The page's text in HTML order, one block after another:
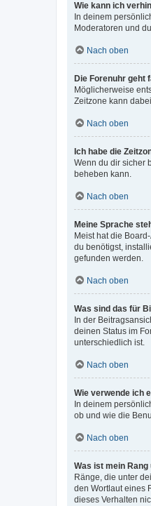
Wie kann ich
In deinem
Moderatoren und
Nach oben
Die Forenuhr geht
Möglicherweise
Zeitzone kann
Nach oben
Ich habe die
Wenn du dir sicher
beheben kann.
Nach oben
Meine Sprache
Meist hat die
du benötigst,
gefunden werden.
Nach oben
Was sind das für
In der
deinen Status im
unterschiedlich ist.
Nach oben
Wie verwende ich
In deinem
ob und wie die
Nach oben
Was ist mein
Ränge, die unter
den Wortlaut eines
dieses Verhalten